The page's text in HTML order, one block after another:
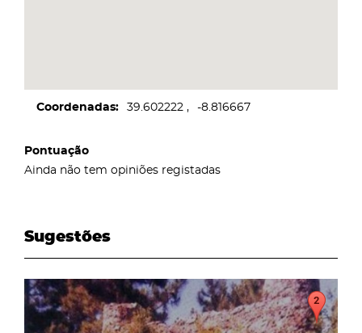
Coordenadas 39.602222 -8.816667
Pontuação
Ainda não tem opiniões registadas
Sugestões
page